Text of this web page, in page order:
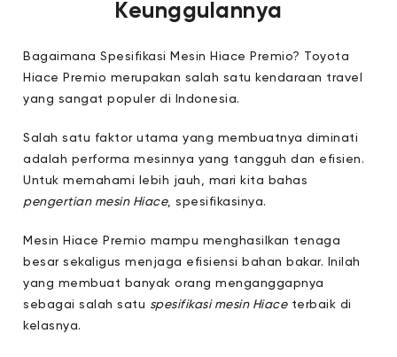
Keunggulannya
Bagaimana Spesifikasi Mesin Hiace Premio? Toyota
Hiace Premio merupakan salah satu kendaraan travel
yang sangat populer di Indonesia.
Salah satu faktor utama yang membuatnya diminati
adalah performa mesinnya yang tangguh dan efisien.
Untuk memahami lebih jauh, mari kita bahas
pengertian mesin Hiace, spesifikasinya.
Mesin Hiace Premio mampu menghasilkan tenaga
besar sekaligus menjaga efisiensi bahan bakar. Inilah
yang membuat banyak orang menganggapnya
sebagai salah satu spesifikasi mesin Hiaceterbaik di
kelasnya.